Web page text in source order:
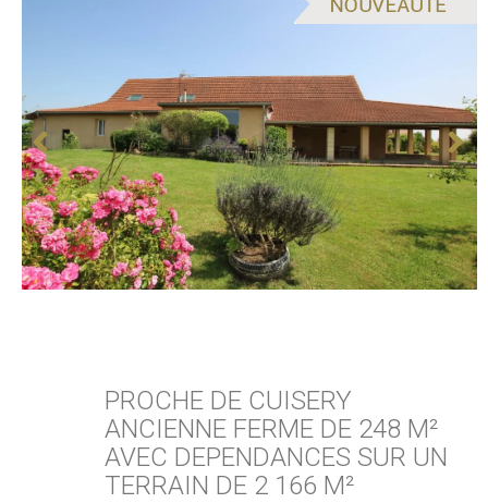
PROCHE DE CUISERY
ANCIENNE FERME DE 248 M²
AVEC DEPENDANCES SUR UN
TERRAIN DE 2 166 M²